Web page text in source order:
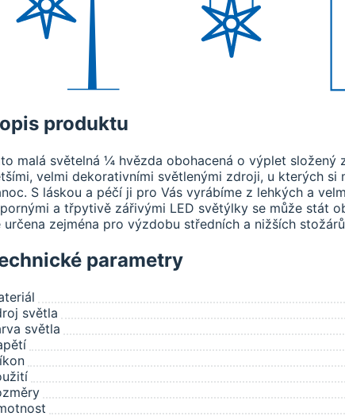
produktu
malá světelná ¼ hvězda obohacená o výplet složený
velmi dekorativními světlenými zdroji, u kterých
S láskou a péčí ji pro Vás vyrábíme z lehkých a
a třpytivě zářivými LED světýlky se může stát
určena zejména pro výzdobu středních a nižších
parametry
světla
světla